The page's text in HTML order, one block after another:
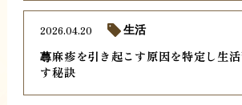
蕁麻疹を引き起こす原因を特定し生
す秘訣
2026.04.20 生活